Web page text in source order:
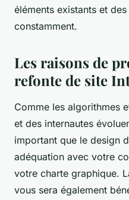
éléments existants et
constamment.
Les raisons de
refonte de site
Comme les algorithmes
et des internautes
important que le design
adéquation avec votre
votre charte graphique.
vous sera également